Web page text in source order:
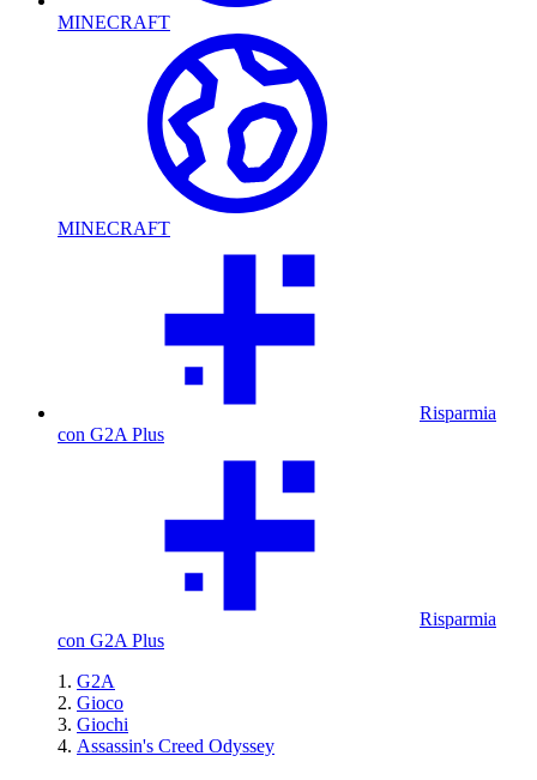
MINECRAFT
MINECRAFT
Risparmia
con G2A Plus
Risparmia
con G2A Plus
G2A
Gioco
Giochi
Assassin's Creed Odyssey